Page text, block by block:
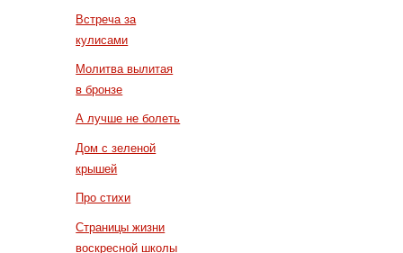
Встреча за
кулисами
Молитва вылитая
в бронзе
А лучше не болеть
Дом с зеленой
крышей
Про стихи
Страницы жизни
воскресной школы